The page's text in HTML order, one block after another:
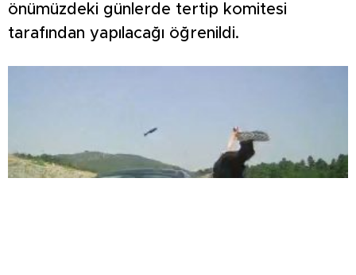
önümüzdeki günlerde tertip komitesi
tarafından yapılacağı öğrenildi.